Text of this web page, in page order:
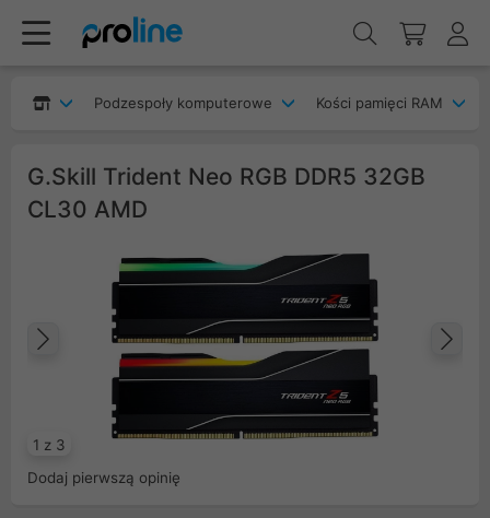
Podzespoły komputerowe Kości pamięci RAM
G.Skill Trident Neo RGB DDR5 32GB
CL30 AMD
1 z 3
Poprzedni
Dodaj pierwszą opinię